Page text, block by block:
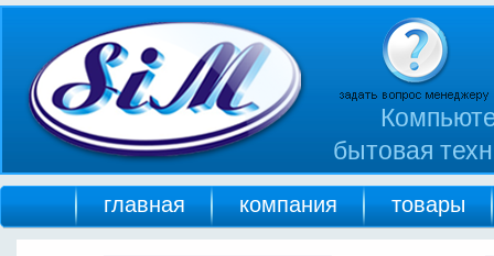
бытовая
главная компания товары